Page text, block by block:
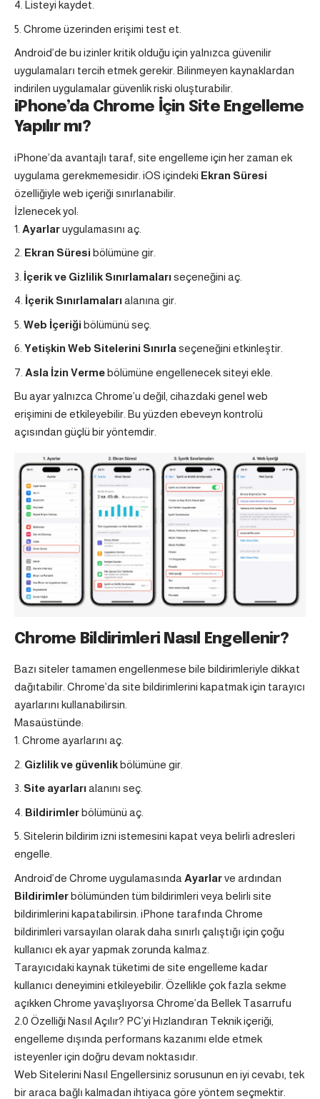
Listeyi kaydet.
Chrome üzerinden erişimi test et.
Android’de bu izinler kritik olduğu için yalnızca güvenilir
uygulamaları tercih etmek gerekir. Bilinmeyen kaynaklardan
indirilen uygulamalar güvenlik riski oluşturabilir.
iPhone’da Chrome İçin Site Engelleme
Yapılır mı?
iPhone’da avantajlı taraf, site engelleme için her zaman ek
uygulama gerekmemesidir. iOS içindeki Ekran Süresi
özelliğiyle web içeriği sınırlanabilir.
İzlenecek yol:
Ayarlaruygulamasını aç.
Ekran Süresi bölümüne gir.
İçerik ve Gizlilik Sınırlamalarıseçeneğini aç.
İçerik Sınırlamalarıalanına gir.
Web İçeriği bölümünü seç.
Yetişkin Web Sitelerini Sınırla seçeneğini etkinleştir.
Asla İzin Vermebölümüne engellenecek siteyi ekle.
Bu ayar yalnızca Chrome’u değil, cihazdaki genel web
erişimini de etkileyebilir. Bu yüzden ebeveyn kontrolü
açısından güçlü bir yöntemdir.
Chrome Bildirimleri Nasıl Engellenir?
Bazı siteler tamamen engellenmese bile bildirimleriyle dikkat
dağıtabilir. Chrome’da site bildirimlerini kapatmak için tarayıcı
ayarlarını kullanabilirsin.
Masaüstünde:
Chrome ayarlarını aç.
Gizlilik ve güvenlikbölümüne gir.
Site ayarlarıalanını seç.
Bildirimlerbölümünü aç.
Sitelerin bildirim izni istemesini kapat veya belirli adresleri
engelle.
Android’de Chrome uygulamasında Ayarlarve ardından
Bildirimlerbölümünden tüm bildirimleri veya belirli site
bildirimlerini kapatabilirsin. iPhone tarafında Chrome
bildirimleri varsayılan olarak daha sınırlı çalıştığı için çoğu
kullanıcı ek ayar yapmak zorunda kalmaz.
Tarayıcıdaki kaynak tüketimi de site engelleme kadar
kullanıcı deneyimini etkileyebilir. Özellikle çok fazla sekme
açıkken Chrome yavaşlıyorsa Chrome’da Bellek Tasarrufu
2.0 Özelliği Nasıl Açılır? PC’yi Hızlandıran Teknikiçeriği,
engelleme dışında performans kazanımı elde etmek
isteyenler için doğru devam noktasıdır.
Web Sitelerini Nasıl Engellersiniz sorusunun en iyi cevabı, tek
bir araca bağlı kalmadan ihtiyaca göre yöntem seçmektir.